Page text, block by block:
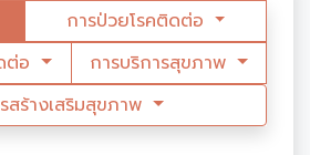
การป่วยโรคติดต่อ
ต่อ
การบริการสุขภาพ
สร้างเสริมสุขภาพ